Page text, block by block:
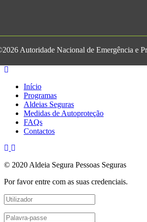
Autoridade Nacional de Emergência e
Início
Programas
Aldeias Seguras
Medidas de Autoproteção
FAQs
Contactos
© 2020 Aldeia Segura Pessoas Seguras
Por favor entre com as suas credenciais.